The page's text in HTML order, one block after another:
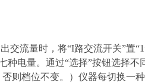
交流量时，将“I路交流开关”置
种电量。通过“选择”按钮选择不
则档位不变。）仪器每切换一